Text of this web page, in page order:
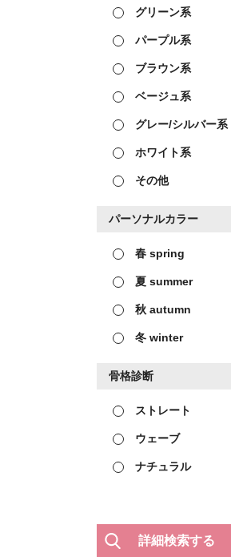
グリーン系
パープル系
ブラウン系
ベージュ系
グレー/シルバー系
ホワイト系
その他
パーソナルカラー
春 spring
夏 summer
秋 autumn
冬 winter
骨格診断
ストレート
ウェーブ
ナチュラル